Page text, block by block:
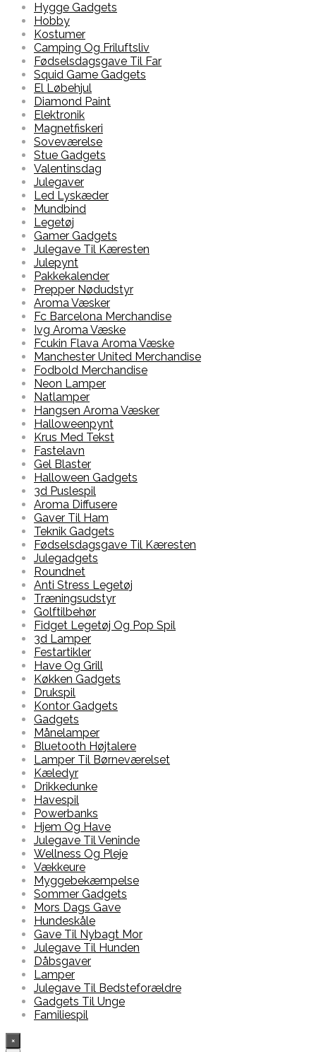
Hygge Gadgets
Hobby
Kostumer
Camping Og Friluftsliv
Fødselsdagsgave Til Far
Squid Game Gadgets
El Løbehjul
Diamond Paint
Elektronik
Magnetfiskeri
Soveværelse
Stue Gadgets
Valentinsdag
Julegaver
Led Lyskæder
Mundbind
Legetøj
Gamer Gadgets
Julegave Til Kæresten
Julepynt
Pakkekalender
Prepper Nødudstyr
Aroma Væsker
Fc Barcelona Merchandise
Ivg Aroma Væske
Fcukin Flava Aroma Væske
Manchester United Merchandise
Fodbold Merchandise
Neon Lamper
Natlamper
Hangsen Aroma Væsker
Halloweenpynt
Krus Med Tekst
Fastelavn
Gel Blaster
Halloween Gadgets
3d Puslespil
Aroma Diffusere
Gaver Til Ham
Teknik Gadgets
Fødselsdagsgave Til Kæresten
Julegadgets
Roundnet
Anti Stress Legetøj
Træningsudstyr
Golftilbehør
Fidget Legetøj Og Pop Spil
3d Lamper
Festartikler
Have Og Grill
Køkken Gadgets
Drukspil
Kontor Gadgets
Gadgets
Månelamper
Bluetooth Højtalere
Lamper Til Børneværelset
Kæledyr
Drikkedunke
Havespil
Powerbanks
Hjem Og Have
Julegave Til Veninde
Wellness Og Pleje
Vækkeure
Myggebekæmpelse
Sommer Gadgets
Mors Dags Gave
Hundeskåle
Gave Til Nybagt Mor
Julegave Til Hunden
Dåbsgaver
Lamper
Julegave Til Bedsteforældre
Gadgets Til Unge
Familiespil
×